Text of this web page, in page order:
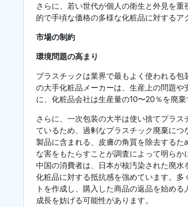
さらに、若い世代が個人の衛生と外見を
的で手頃な価格の多様な化粧品に対するア
市場の制約
環境問題の高まり
プラスチックは業界で最もよく使われる
の大手化粧品メーカーは、生産上の問題
に、化粧品会社は生産量の10〜20％を廃
さらに、一次包装の大半は使い捨てプラ
ているため、過剰なプラスチック廃棄に
製品に含まれる、皮膚の角質を除去する
な害をもたらすことが調査によって明らか
中国の消費者は、日本が核汚染された廃
化粧品に対する抵抗感を強めています。
トを作成し、購入した商品の返品を始め
成長を妨げる可能性があります。